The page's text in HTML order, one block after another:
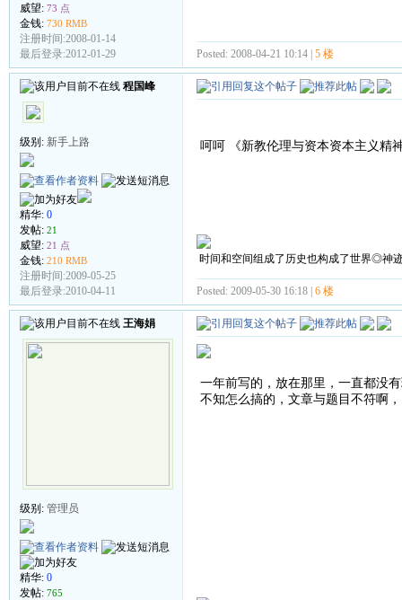
威望: 73 点
金钱: 730 RMB
注册时间:2008-01-14
最后登录:2012-01-29
Posted: 2008-04-21 10:14 | 5 楼
程国峰
级别: 新手上路
精华: 0
发帖: 21
威望: 21 点
金钱: 210 RMB
注册时间:2009-05-25
最后登录:2010-04-11
呵呵 《新教伦理与资本资本主义精
时间和空间组成了历史也构成了世界◎神
Posted: 2009-05-30 16:18 | 6 楼
王海娟
级别: 管理员
精华: 0
发帖: 765
一年前写的，放在那里，一直都没
不知怎么搞的，文章与题目不符啊